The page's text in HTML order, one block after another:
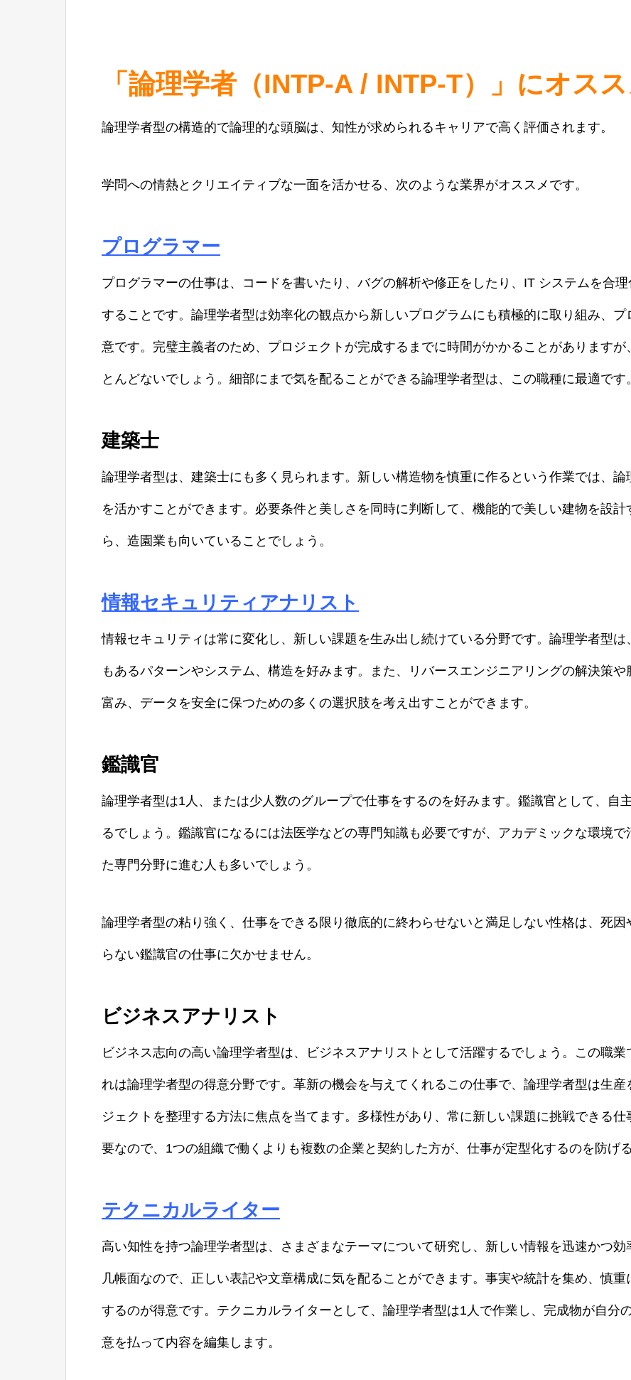
「論理学者（INTP-A / INTP-T）」にオス
論理学者型の構造的で論理的な頭脳は、知性が求められるキャリアで高く評価されます。
学問への情熱とクリエイティブな一面を活かせる、次のような業界がオススメです。
プログラマー
プログラマーの仕事は、コードを書いたり、バグの解析や修正をしたり、IT システムを合
することです。論理学者型は効率化の観点から新しいプログラムにも積極的に取り組み、
意です。完璧主義者のため、プロジェクトが完成するまでに時間がかかることがあります
とんどないでしょう。細部にまで気を配ることができる論理学者型は、この職種に最適です。
建築士
論理学者型は、建築士にも多く見られます。新しい構造物を慎重に作るという作業では、
を活かすことができます。必要条件と美しさを同時に判断して、機能的で美しい建物を設
ら、造園業も向いていることでしょう。
情報セキュリティアナリスト
情報セキュリティは常に変化し、新しい課題を生み出し続けている分野です。論理学者型
もあるパターンやシステム、構造を好みます。また、リバースエンジニアリングの解決策
富み、データを安全に保つための多くの選択肢を考え出すことができます。
鑑識官
論理学者型は1人、または少人数のグループで仕事をするのを好みます。鑑識官として、自
るでしょう。鑑識官になるには法医学などの専門知識も必要ですが、アカデミックな環境
た専門分野に進む人も多いでしょう。
論理学者型の粘り強く、仕事をできる限り徹底的に終わらせないと満足しない性格は、死
らない鑑識官の仕事に欠かせません。
ビジネスアナリスト
ビジネス志向の高い論理学者型は、ビジネスアナリストとして活躍するでしょう。この職
れは論理学者型の得意分野です。革新の機会を与えてくれるこの仕事で、論理学者型は生
ジェクトを整理する方法に焦点を当てます。多様性があり、常に新しい課題に挑戦できる
要なので、1つの組織で働くよりも複数の企業と契約した方が、仕事が定型化するのを防げ
テクニカルライター
高い知性を持つ論理学者型は、さまざまなテーマについて研究し、新しい情報を迅速かつ効
几帳面なので、正しい表記や文章構成に気を配ることができます。事実や統計を集め、慎
するのが得意です。テクニカルライターとして、論理学者型は1人で作業し、完成物が自分
意を払って内容を編集します。